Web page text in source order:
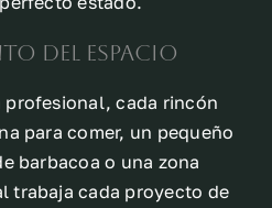
del espacio
cada rincón
para comer, un pequeño
barbacoa o una zona
trabaja cada proyecto de